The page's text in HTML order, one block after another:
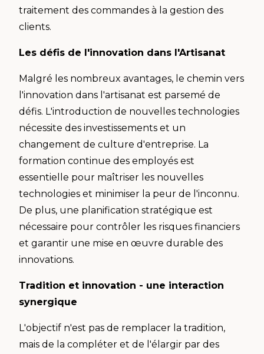
traitement des commandes à la gestion des
clients.
Les défis de l'innovation dans l'Artisanat
Malgré les nombreux avantages, le chemin vers
l'innovation dans l'artisanat est parsemé de
défis. L'introduction de nouvelles technologies
nécessite des investissements et un
changement de culture d'entreprise. La
formation continue des employés est
essentielle pour maîtriser les nouvelles
technologies et minimiser la peur de l'inconnu.
De plus, une planification stratégique est
nécessaire pour contrôler les risques financiers
et garantir une mise en œuvre durable des
innovations.
Tradition et innovation - une interaction
synergique
L'objectif n'est pas de remplacer la tradition,
mais de la compléter et de l'élargir par des